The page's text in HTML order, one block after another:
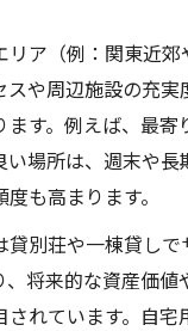
リア（例：関東近
スや周辺施設の充実
ます。例えば、最寄
い場所は、週末や
も高まります。
貸別荘や一棟貸し
、将来的な資産価
されています。自